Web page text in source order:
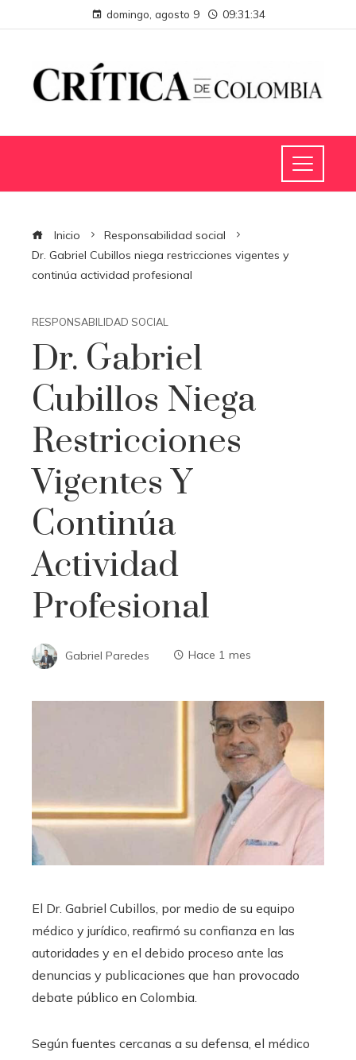
domingo, agosto 9 09:31:35
Inicio
Responsabilidad social
Dr. Gabriel Cubillos niega restricciones vigentes y
continúa actividad profesional
RESPONSABILIDAD SOCIAL
Dr. Gabriel
Cubillos Niega
Restricciones
Vigentes Y
Continúa
Actividad
Profesional
Gabriel Paredes Hace 1 mes
El Dr. Gabriel Cubillos, por medio de su equipo
médico y jurídico, reafirmó su confianza en las
autoridades y en el debido proceso ante las
denuncias y publicaciones que han provocado
debate público en Colombia.
Según fuentes cercanas a su defensa, el médico